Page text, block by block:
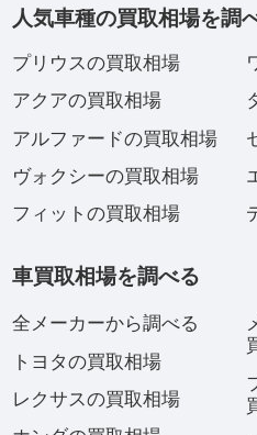
人気車種の買取相場を調
プリウスの買取相場
アクアの買取相場
アルファードの買取相場
ヴォクシーの買取相場
フィットの買取相場
車買取相場を調べる
全メーカーから調べる
トヨタの買取相場
レクサスの買取相場